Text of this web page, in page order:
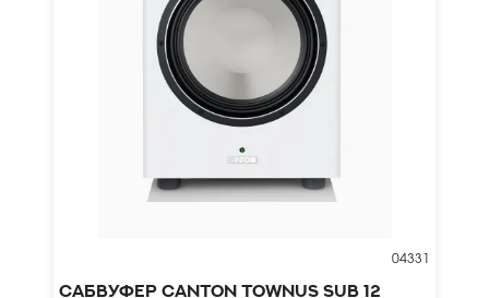
04331
Сабвуфер Canton TOWNUS SUB 12